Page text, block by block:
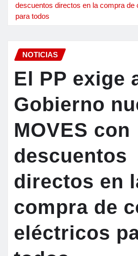
descuentos directos en la compra de
para todos
NOTICIAS
El PP exige
Gobierno
MOVES con
descuentos
directos en
compra de
eléctricos